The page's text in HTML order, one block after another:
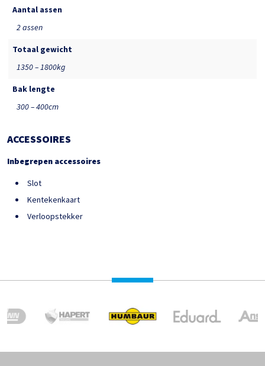
Aantal assen
2 assen
Totaal gewicht
1350 – 1800kg
Bak lengte
300 – 400cm
ACCESSOIRES
Inbegrepen accessoires
Slot
Kentekenkaart
Verloopstekker